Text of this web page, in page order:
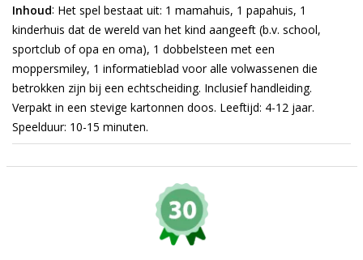
Inhoud: Het spel bestaat uit: 1 mamahuis, 1 papahuis, 1
kinderhuis dat de wereld van het kind aangeeft (b.v. school,
sportclub of opa en oma), 1 dobbelsteen met een
moppersmiley, 1 informatieblad voor alle volwassenen die
betrokken zijn bij een echtscheiding. Inclusief handleiding.
Verpakt in een stevige kartonnen doos. Leeftijd: 4-12 jaar.
Speelduur: 10-15 minuten.